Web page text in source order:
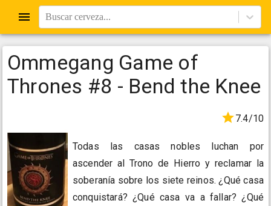
Buscar cerveza...
Ommegang Game of
Thrones #8 - Bend the Knee
7.4/10
Todas las casas nobles luchan por
ascender al Trono de Hierro y reclamar la
soberanía sobre los siete reinos. ¿Qué casa
conquistará? ¿Qué casa va a fallar? ¿Qué